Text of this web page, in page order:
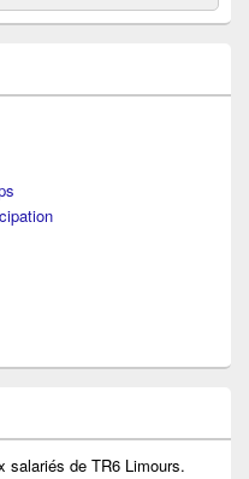
salariés de TR6 Limours.